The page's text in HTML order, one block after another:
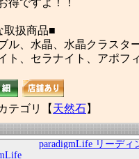
得ですよ！！
取扱商品■
ル、水晶、水晶クラスタ
ト、セラナイト、アポフ
テゴリ【 天然石 】
paradigmLife リーディ